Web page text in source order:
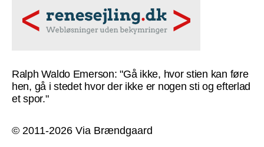
Ralph Waldo Emerson: "Gå ikke, hvor stien kan føre
hen, gå i stedet hvor der ikke er nogen sti og efterlad
et spor."
© 2011-2026 Via Brændgaard